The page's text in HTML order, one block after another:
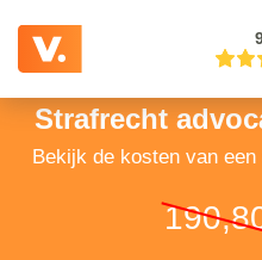
Strafrecht
Bekijk de kosten van